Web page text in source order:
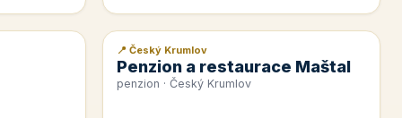
📰 PR článek
📍 Český Krumlov
Penzion a restaurace Maštal
penzion · Český Krumlov